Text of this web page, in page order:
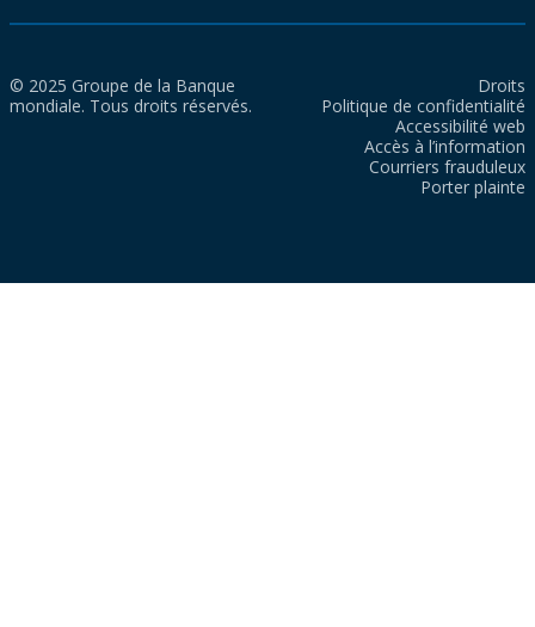
© 2025 Groupe de la Banque
mondiale. Tous droits réservés.
Droits
Politique de confidentialité
Accessibilité web
Accès à l’information
Courriers frauduleux
Porter plainte